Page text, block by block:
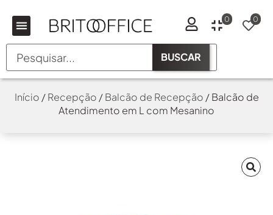
0 0
BUSCAR
Início /Recepção /Balcão de Recepção / Balcão de
Atendimento em L com Mesanino